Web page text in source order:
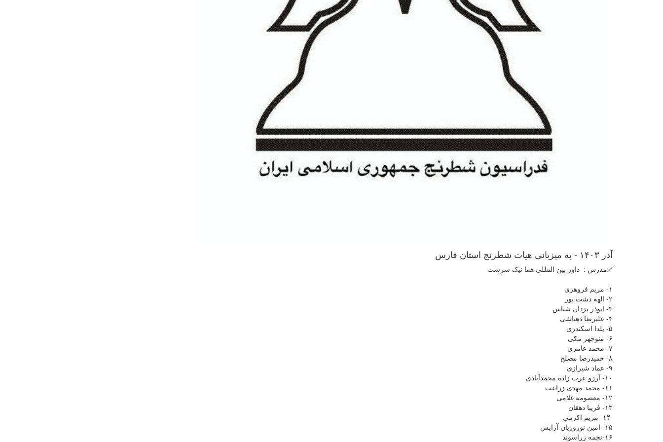
آذر ۱۴۰۳ - به میزبانی هیات شطرنج استان فارس
✅مدرس : داور بین المللی هما نیک سرشت
۱- مریم فروهری
۲- الهه دشت پور
۳- ابوذر یزدان شناس
۴- علیرضا دهباشی
۵- یلدا اسکندری
۶- منوچهر مکی
۷- محمد عامری
۸- حمیدرضا مصلح
۹- عماد شیرازی
۱۰- آرزو عرب زاده محمدآبادی
۱۱- محمد مهدی زراعت
۱۲- معصومه غلامی
۱۳- فریبا دهقان
۱۵- امین نوروزیان آرایش
۱۶-نجمه زراسوند